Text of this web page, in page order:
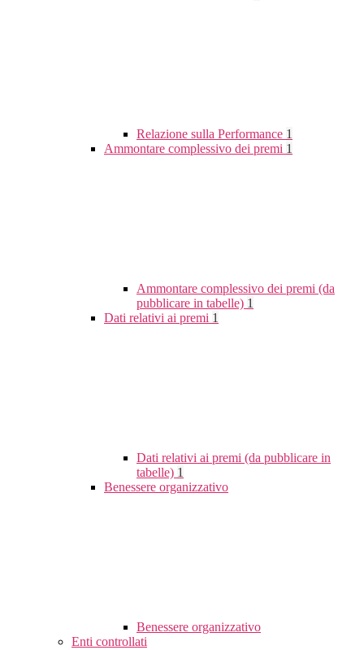
Relazione sulla Performance 1
Ammontare complessivo dei premi 1
Ammontare complessivo dei premi (da
pubblicare in tabelle) 1
Dati relativi ai premi 1
Dati relativi ai premi (da pubblicare in
tabelle) 1
Benessere organizzativo
Benessere organizzativo
Enti controllati